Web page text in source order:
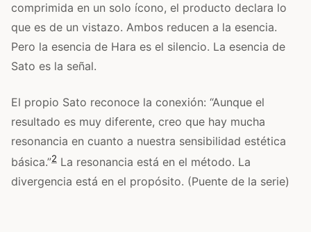
comprimida en un solo ícono, el producto declara lo
que es de un vistazo. Ambos reducen a la esencia.
Pero la esencia de Hara es el silencio. La esencia de
Sato es la señal.
El propio Sato reconoce la conexión: “Aunque el
resultado es muy diferente, creo que hay mucha
resonancia en cuanto a nuestra sensibilidad estética
básica.”2 La resonancia está en el método. La
divergencia está en el propósito. (Puente de la serie)